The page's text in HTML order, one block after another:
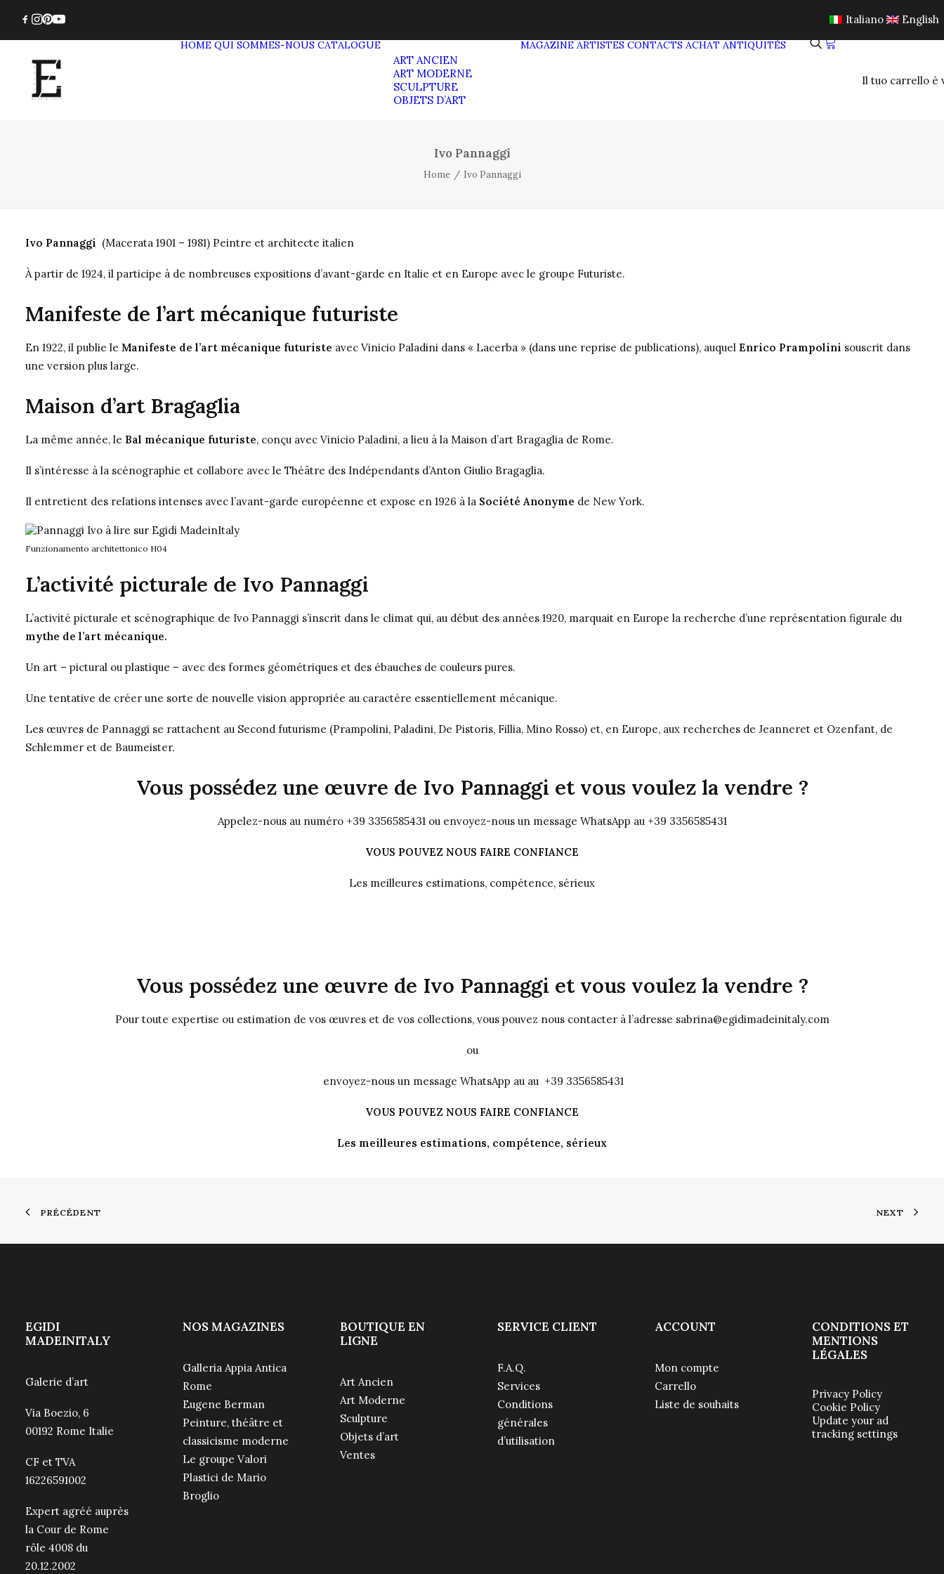
Italiano English
HOME QUI SOMMES-NOUS CATALOGUE
ART ANCIEN
ART MODERNE
SCULPTURE
OBJETS D’ART
MAGAZINE ARTISTES CONTACTS ACHAT ANTIQUITÉS
Il tuo carrello è
Ivo Pannaggi
Home Ivo Pannaggi
Ivo Pannaggi (Macerata 1901 – 1981) Peintre et architecte italien
À partir de 1924, il participe à de nombreuses expositions d’avant-garde en Italie et en Europe avec le groupe Futuriste.
Manifeste de l’art mécanique futuriste
En 1922, il publie le Manifeste de l’art mécanique futuriste avec Vinicio Paladini dans « Lacerba » (dans une reprise de publications), auquel Enrico Prampolini souscrit dans
une version plus large.
Maison d’art Bragaglia
La même année, le Bal mécanique futuriste, conçu avec Vinicio Paladini, a lieu à la Maison d’art Bragaglia de Rome.
Il s’intéresse à la scénographie et collabore avec le Théâtre des Indépendants d’Anton Giulio Bragaglia.
Il entretient des relations intenses avec l’avant-garde européenne et expose en 1926 à la Société Anonyme de New York.
Funzionamento architettonico H04
L’activité picturale de Ivo Pannaggi
L’activité picturale et scénographique de Ivo Pannaggi s’inscrit dans le climat qui, au début des années 1920, marquait en Europe la recherche d’une représentation figurale du
mythe de l’art mécanique.
Un art – pictural ou plastique – avec des formes géométriques et des ébauches de couleurs pures.
Une tentative de créer une sorte de nouvelle vision appropriée au caractère essentiellement mécanique.
Les œuvres de Pannaggi se rattachent au Second futurisme (Prampolini, Paladini, De Pistoris, Fillia, Mino Rosso) et, en Europe, aux recherches de Jeanneret et Ozenfant, de
Schlemmer et de Baumeister.
Vous possédez une œuvre de Ivo Pannaggi et vous voulez la vendre ?
Appelez-nous au numéro +39 3356585431 ou envoyez-nous un message WhatsApp au +39 3356585431
VOUS POUVEZ NOUS FAIRE CONFIANCE
Les meilleures estimations, compétence, sérieux
Vous possédez une œuvre de Ivo Pannaggi et vous voulez la vendre ?
Pour toute expertise ou estimation de vos œuvres et de vos collections, vous pouvez nous contacter à l’adresse sabrina@egidimadeinitaly.com
ou
envoyez-nous un message WhatsApp au au +39 3356585431
VOUS POUVEZ NOUS FAIRE CONFIANCE
Les meilleures estimations, compétence, sérieux
PRÉCÉDENT NEXT
EGIDI
MADEINITALY
Galerie d’art
Via Boezio, 6
00192 Rome Italie
CF et TVA
16226591002
Expert agréé auprès
la Cour de Rome
rôle 4008 du
20.12.2002
NOS MAGAZINES
Galleria Appia Antica
Rome
Eugene Berman
Peinture, théâtre et
classicisme moderne
Le groupe Valori
Plastici de Mario
Broglio
BOUTIQUE EN
LIGNE
Art Ancien
Art Moderne
Sculpture
Objets d’art
Ventes
SERVICE CLIENT
F.A.Q.
Services
Conditions
générales
d’utilisation
ACCOUNT
Mon compte
Carrello
Liste de souhaits
CONDITIONS ET
MENTIONS
LÉGALES
Privacy Policy
Cookie Policy
Update your ad
tracking settings